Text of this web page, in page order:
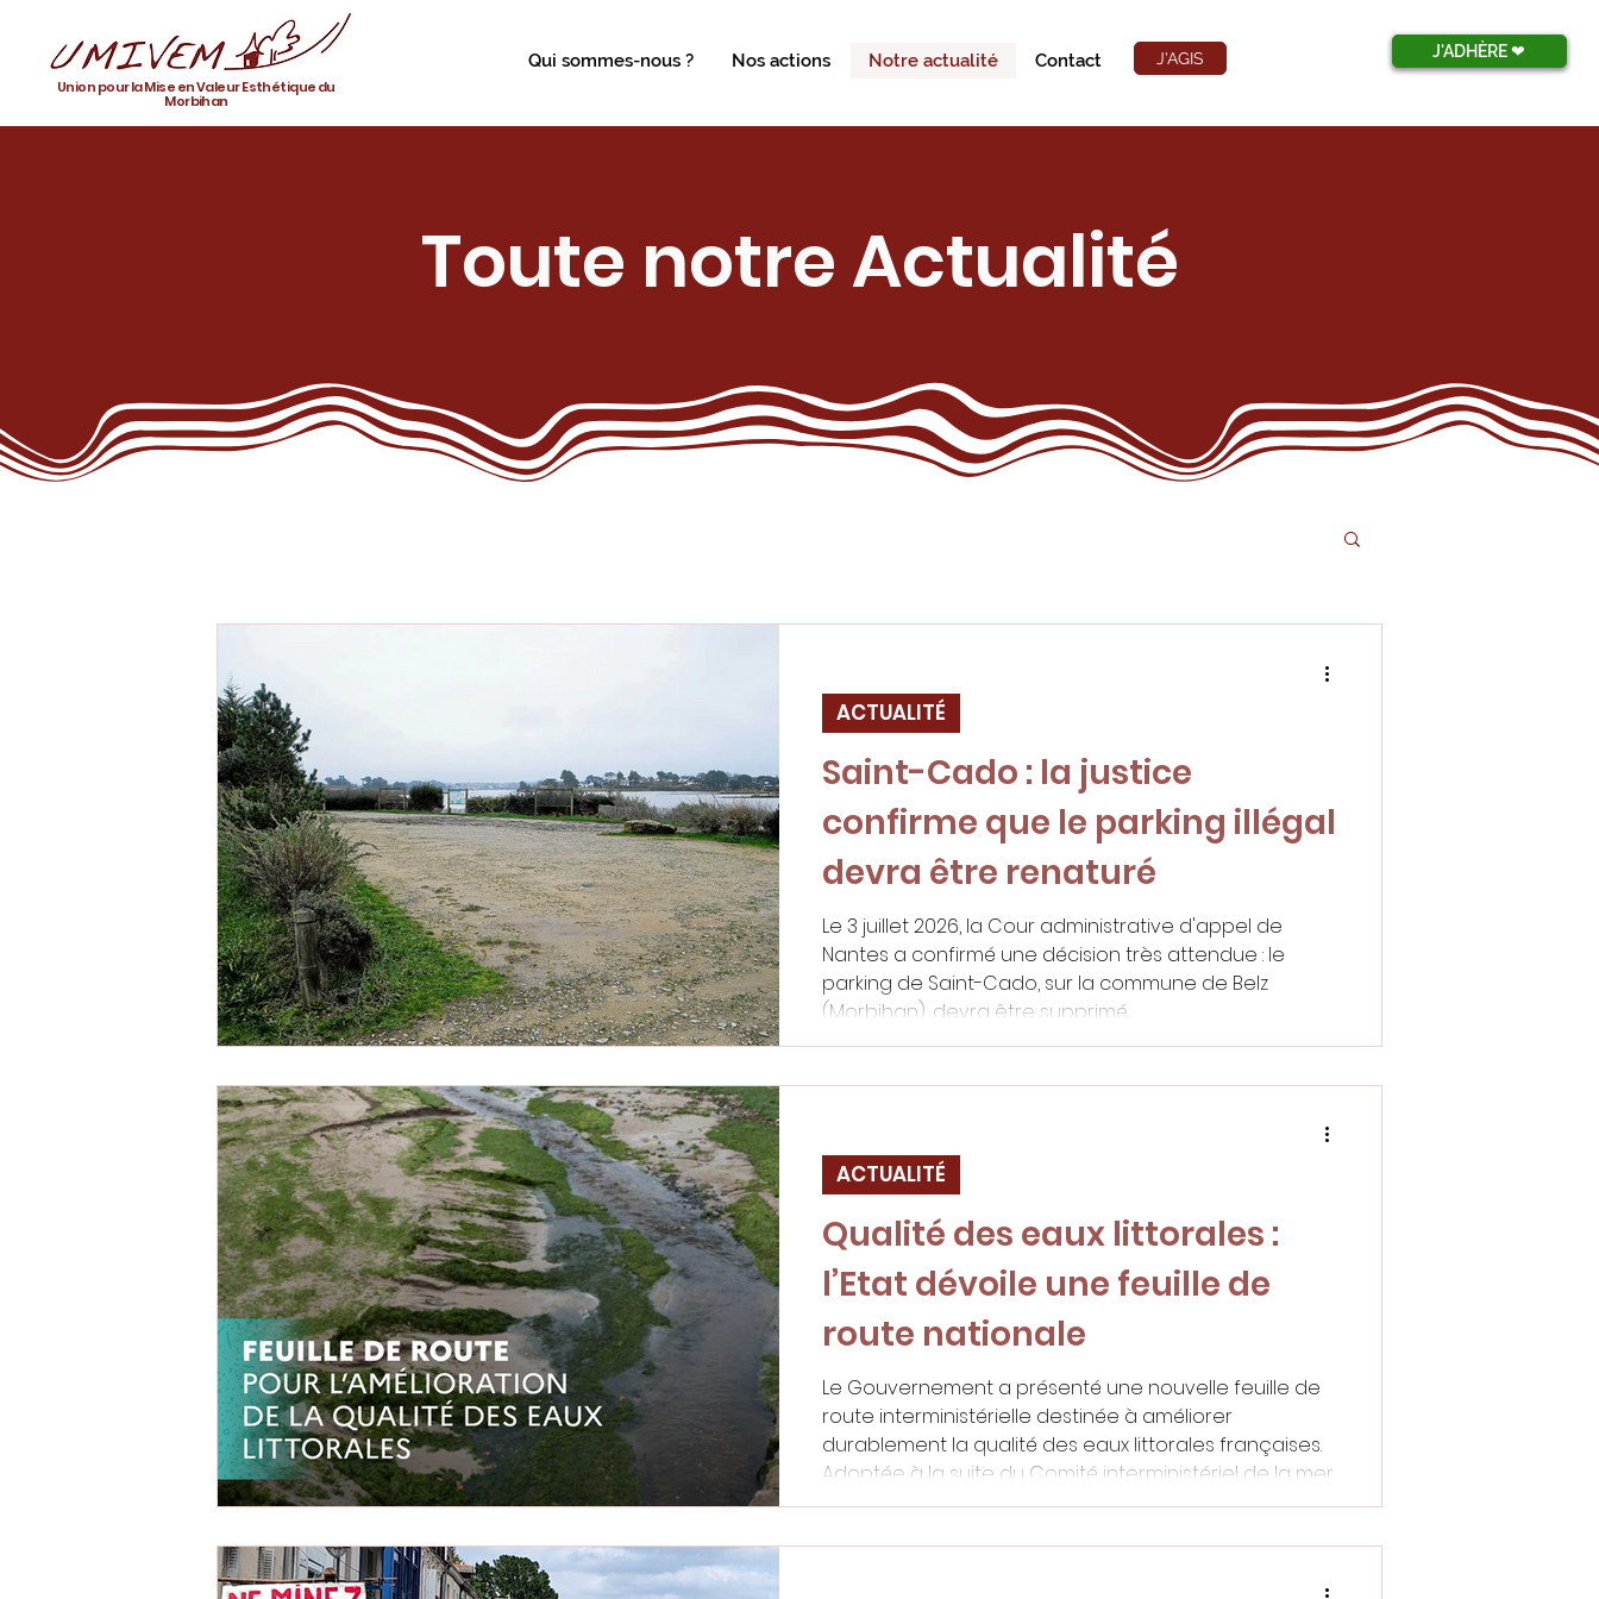
Union pour la Mise en Valeur Esthétique du
Morbihan
Qui sommes-nous ? Nos actions Notre actualité Contact J'AGIS J'ADHÈRE ❤︎
Toute notre Actualité
Saint-Cado : la justice
confirme que le parking illégal
devra être renaturé
Le 3 juillet 2026, la Cour administrative d'appel de
Nantes a confirmé une décision très attendue : le
parking de Saint-Cado, sur la commune de Belz
(Morbihan), devra être supprimé
ACTUALITÉ
Qualité des eaux littorales :
l’Etat dévoile une feuille de
route nationale
Le Gouvernement a présenté une nouvelle feuille de
route interministérielle destinée à améliorer
durablement la qualité des eaux littorales françaises.
Adoptée à la suite du Comité interministériel de la mer
du 26 mai 2025, cette stratégie vise à répondre à la
ACTUALITÉ